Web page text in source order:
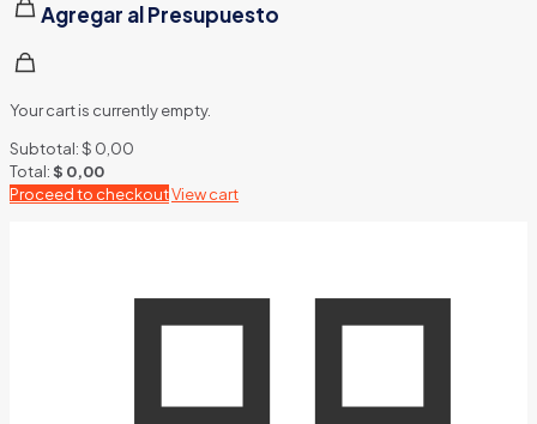
Agregar al Presupuesto
Your cart is currently empty.
Subtotal:$ 0,00
Total:$ 0,00
Proceed to checkoutView cart